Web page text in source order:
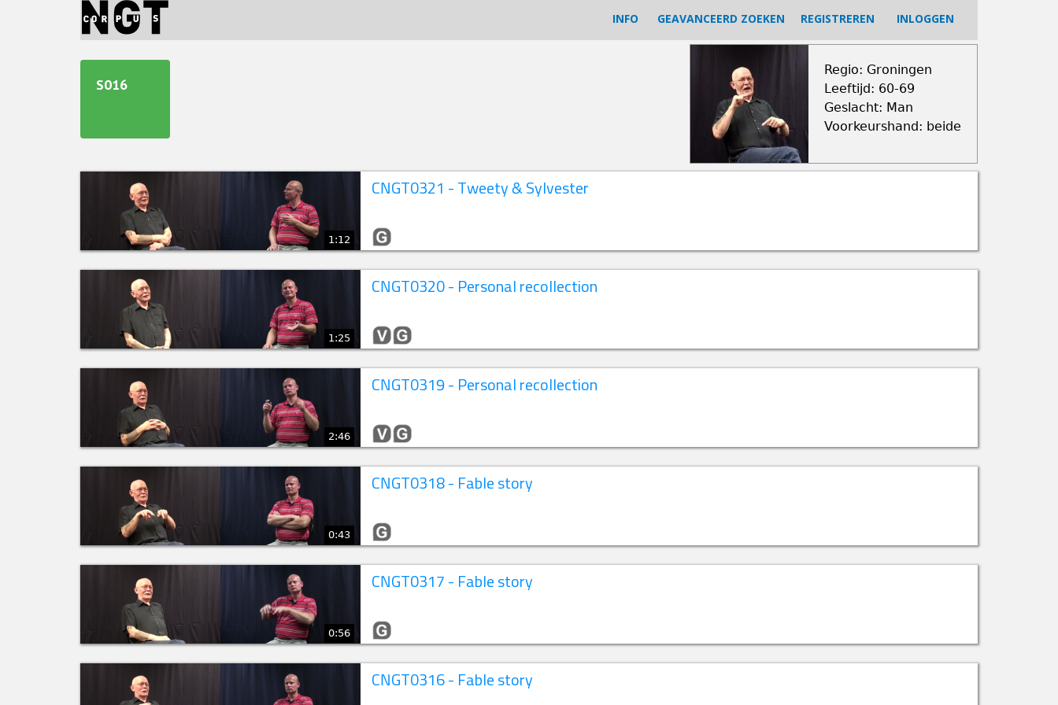
INFO GEAVANCEERD ZOEKEN REGISTREREN INLOGGEN
topS016
Regio: Groningen
Leeftijd: 60-69
Geslacht: Man
Voorkeurshand: beide
1:12
CNGT0321 - Tweety & Sylvester
1:25
CNGT0320 - Personal recollection
2:46
CNGT0319 - Personal recollection
0:43
CNGT0318 - Fable story
0:56
CNGT0317 - Fable story
CNGT0316 - Fable story